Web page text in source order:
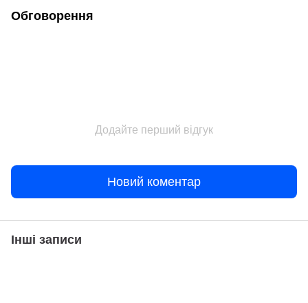
Обговорення
Додайте перший відгук
Новий коментар
Інші записи